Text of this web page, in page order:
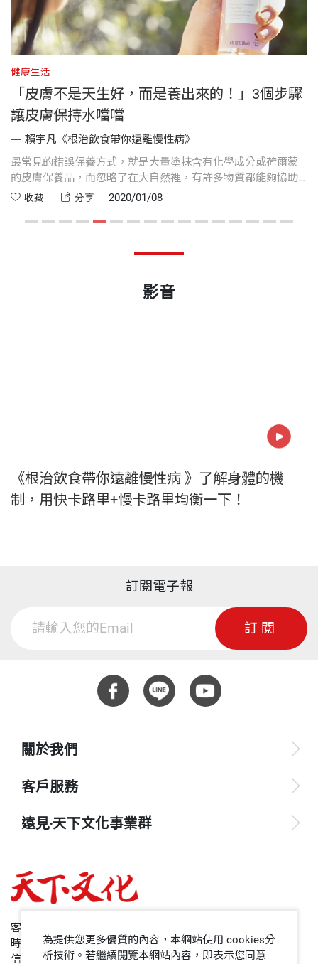
健康生活
「皮膚不是天生好，而是養出來的！」3個步驟
讓皮膚保持水噹噹
賴宇凡《根治飲食帶你遠離慢性病》
最常見的錯誤保養方式，就是大量塗抹含有化學成分或荷爾蒙
的皮膚保養品，而忽略了在大自然裡，有許多物質都能夠協助
我們保養皮膚。
收藏 分享 2020/01/08
影音
《根治飲食帶你遠離慢性病 》了解身體的機
制，用快卡路里+慢卡路里均衡一下！
訂閱電子報
訂閱
關於我們
客戶服務
遠見‧天下文化事業群
哈佛商業評論
領導影響力學院
客服專線：+886 2 2662-0012
時間：週一~週五9:00~12:30;13:30~17:00
信箱：service@cwgv.com.tw
為提供您更多優質的內容，本網站使用 cookies分
析技術。若繼續閱覽本網站內容，即表示您同意